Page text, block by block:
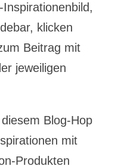
klicken
Beitrag mit
jeweiligen
Blog-Hop
mit
Produkten